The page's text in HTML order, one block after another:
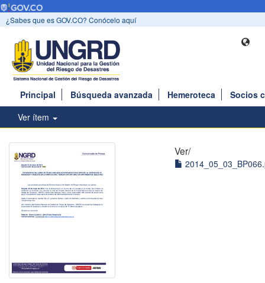
¿Sabes que es GOV.CO? Conócelo aquí
Principal Búsqueda avanzada Hemeroteca
Socios
Ver ítem
Ver/